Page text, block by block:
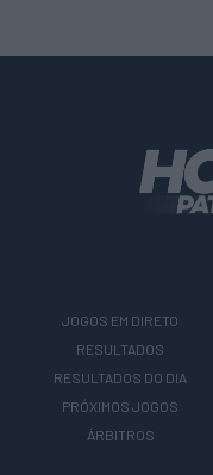
JOGOS EM DIRETO
RESULTADOS
RESULTADOS DO DIA
PRÓXIMOS JOGOS
ÁRBITROS